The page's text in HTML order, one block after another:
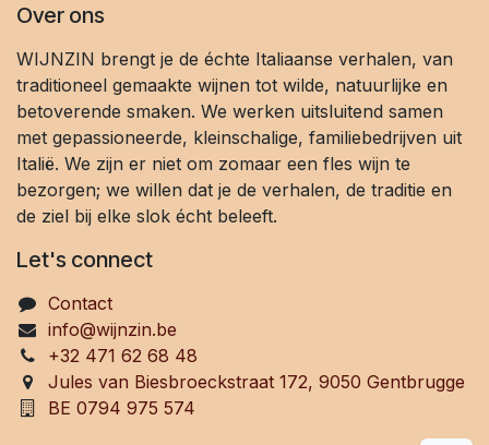
Over ons
WIJNZIN brengt je de échte Italiaanse verhalen, van
traditioneel gemaakte wijnen tot wilde, natuurlijke en
betoverende smaken. We werken uitsluitend samen
met gepassioneerde, kleinschalige, familiebedrijven uit
Italië. We zijn er niet om zomaar een fles wijn te
bezorgen; we willen dat je de verhalen, de traditie en
de ziel bij elke slok écht beleeft.
Let's connect
Contact
info@wijnzin.be
+32 471 62 68 48
Jules van Biesbroeckstraat 172, 9050 Gentbrugge
BE 0794 975 574